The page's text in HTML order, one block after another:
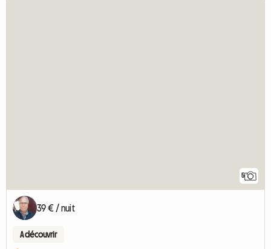
5
39 € / nuit
A découvrir